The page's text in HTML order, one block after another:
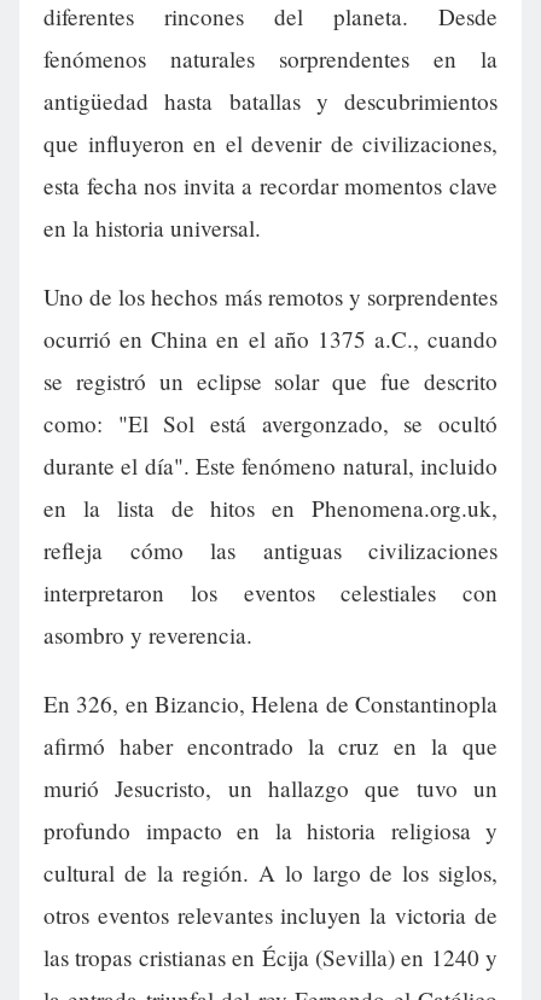
diferentes rincones del planeta. Desde
fenómenos naturales sorprendentes en la
antigüedad hasta batallas y descubrimientos
que influyeron en el devenir de civilizaciones,
esta fecha nos invita a recordar momentos clave
en la historia universal.
Uno de los hechos más remotos y sorprendentes
ocurrió en China en el año 1375 a.C., cuando
se registró un eclipse solar que fue descrito
como: "El Sol está avergonzado, se ocultó
durante el día". Este fenómeno natural, incluido
en la lista de hitos en Phenomena.org.uk,
refleja cómo las antiguas civilizaciones
interpretaron los eventos celestiales con
asombro y reverencia.
En 326, en Bizancio, Helena de Constantinopla
afirmó haber encontrado la cruz en la que
murió Jesucristo, un hallazgo que tuvo un
profundo impacto en la historia religiosa y
cultural de la región. A lo largo de los siglos,
otros eventos relevantes incluyen la victoria de
las tropas cristianas en Écija (Sevilla) en 1240 y